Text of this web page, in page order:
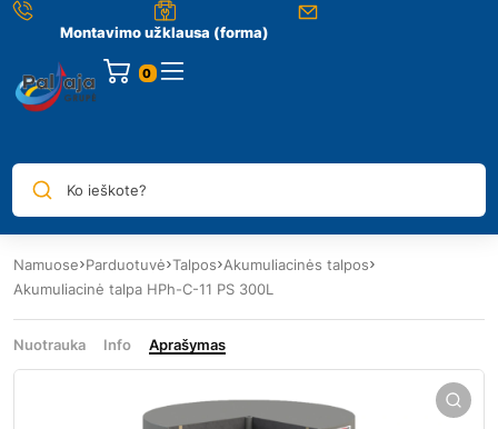
Montavimo užklausa (forma)
0
Ko ieškote?
Namuose Parduotuvė Talpos Akumuliacinės talpos
Akumuliacinė talpa HPh-C-11 PS 300L
Nuotrauka Info Aprašymas